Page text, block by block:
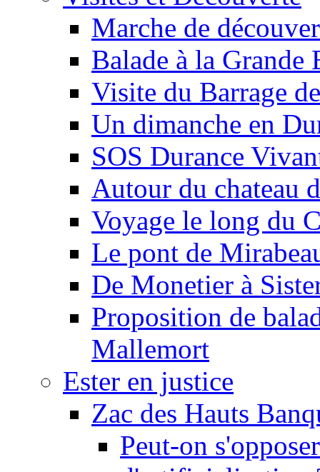
Marche de
Balade à la Grande
Visite du Barrage
Un dimanche en
SOS Durance
Autour du chateau
Voyage le long du
Le pont de
De Monetier à
Proposition de
Mallemort
Ester en justice
Zac des Hauts
Peut-on